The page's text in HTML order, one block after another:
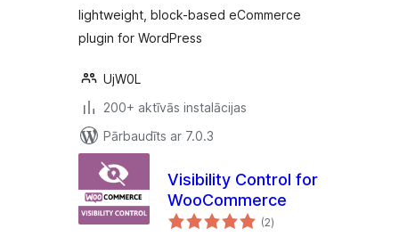
lightweight, block-based eCommerce
plugin for WordPress
UjW0L
200+ aktīvās instalācijas
Pārbaudīts ar 7.0.3
Visibility Control for
WooCommerce
(2vērtējumu
kopsumma
)